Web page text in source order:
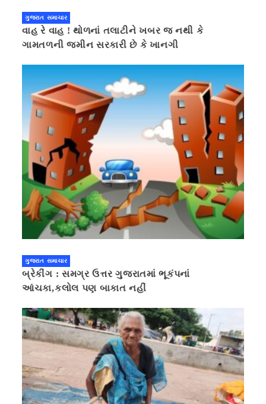
ગુજરાત સમાચાર
વાહ રે વાહ ! થોળનાં તલાટીને ખબર જ નથી કે
ગામતળની જમીન સરકારી છે કે ખાનગી
ગુજરાત સમાચાર
બ્રેકીંગ : સમગ્ર ઉત્તર ગુજરાતમાં ભૂકંપનાં
આંચકા,કલોલ પણ બાકાત નહીં